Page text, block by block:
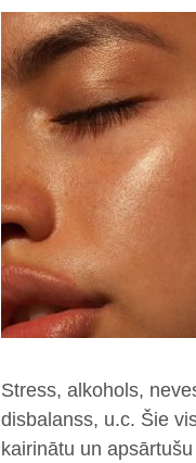
Stress, alkohols,
disbalanss, u.c. Šie
kairinātu un